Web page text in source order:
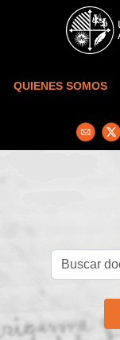
Skip to main content
QUIENES SOMOS